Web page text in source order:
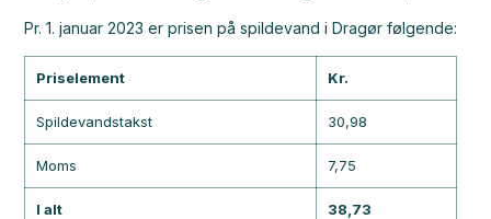
Pr. 1. januar 2023 er prisen på spildevand i Dragør følgende:
Priselement Kr.
Spildevandstakst 30,98
Moms 7,75
I alt 38,73